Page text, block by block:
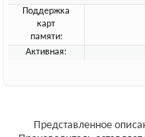
Поддержка
карт
памяти:
Активная:
Представленное